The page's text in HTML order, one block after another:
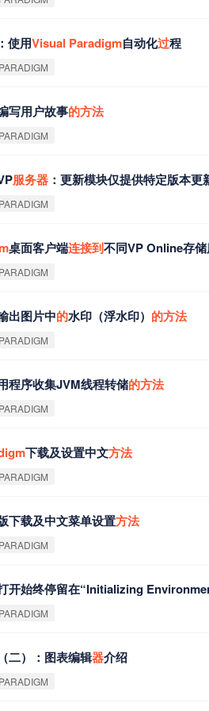
使用Visual Paradigm自动化过程
PARADIGM
写用户故事的方法
PARADIGM
服务器 ：更新模块仅提供特定版本更
PARADIGM
桌面客户端连接到不同VP Online存
PARADIGM
出图片中的水印（浮水印） 的方法
PARADIGM
程序收集JVM线程转储的方法
PARADIGM
下载及设置中文方法
PARADIGM
下载及中文菜单设置方法
PARADIGM
开始终停留在“Initializing
PARADIGM
二）：图表编辑器介绍
PARADIGM